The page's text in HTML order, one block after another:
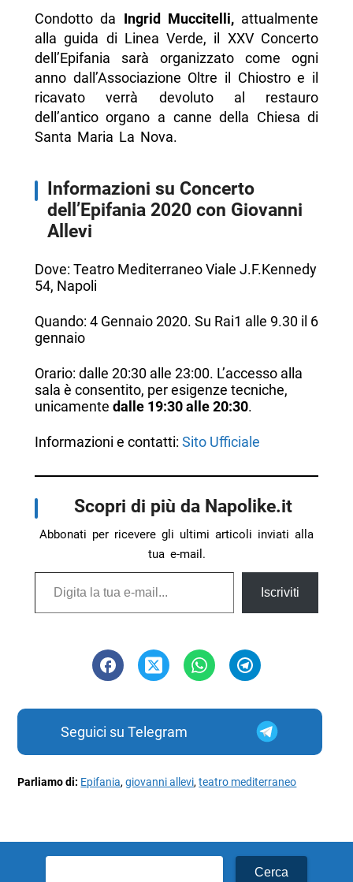
Condotto da Ingrid Muccitelli, attualmente
alla guida di Linea Verde, il XXV Concerto
dell’Epifania sarà organizzato come ogni
anno dall’Associazione Oltre il Chiostro e il
ricavato verrà devoluto al restauro
dell’antico organo a canne della Chiesa di
Santa Maria La Nova.
Informazioni su Concerto
dell’Epifania 2020 con Giovanni
Allevi
Dove: Teatro Mediterraneo Viale J.F.Kennedy
54, Napoli
Quando: 4 Gennaio 2020. Su Rai1 alle 9.30 il 6
gennaio
Orario: dalle 20:30 alle 23:00. L’accesso alla
sala è consentito, per esigenze tecniche,
unicamente dalle 19:30 alle 20:30.
Informazioni e contatti: Sito Ufficiale
Scopri di più da Napolike.it
Abbonati per ricevere gli ultimi articoli inviati alla
tua e-mail.
Digita la tua e-mail...
Iscriviti
Seguici su Telegram
Parliamo di: Epifania,giovanni allevi,teatro mediterraneo